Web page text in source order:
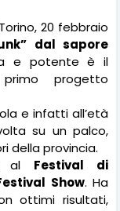
20 febbraio
dal sapore
e potente è il
progetto
e infatti all’età
su un palco,
della provincia.
al Festival di
Show. Ha
ottimi risultati,